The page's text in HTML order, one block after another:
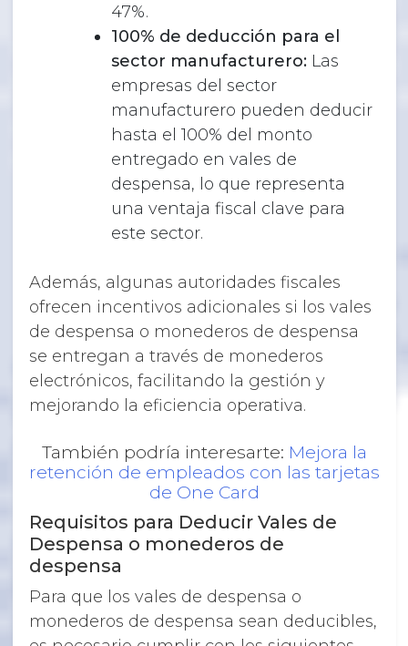
47%.
100% de deducción para el
sector manufacturero:Las
empresas del sector
manufacturero pueden deducir
hasta el 100% del monto
entregado en vales de
despensa, lo que representa
una ventaja fiscal clave para
este sector.
Además, algunas autoridades fiscales
ofrecen incentivos adicionales si los vales
de despensa o monederos de despensa
se entregan a través de monederos
electrónicos, facilitando la gestión y
mejorando la eficiencia operativa.
También podría interesarte: Mejora la
retención de empleados con las tarjetas
de One Card
Requisitos para Deducir Vales de
Despensa o monederos de
despensa
Para que los vales de despensa o
monederos de despensa sean deducibles,